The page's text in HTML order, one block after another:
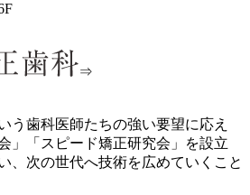
⇒
う歯科医師たちの強い要望に応え
」「スピード矯正研究会」を設立
、次の世代へ技術を広めていくこと